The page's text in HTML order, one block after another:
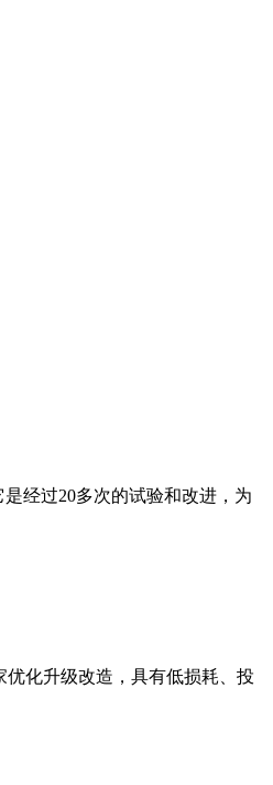
经过20多次的试验和改进，为
化升级改造，具有低损耗、投